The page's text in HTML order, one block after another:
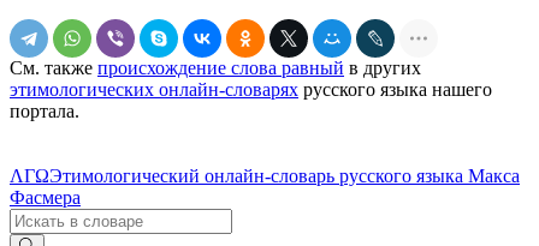
См. также происхождение слова равный в других
этимологических онлайн-словарях русского языка нашего
портала.
ΛΓΩЭтимологический онлайн-словарь русского языка Макса
Фасмера